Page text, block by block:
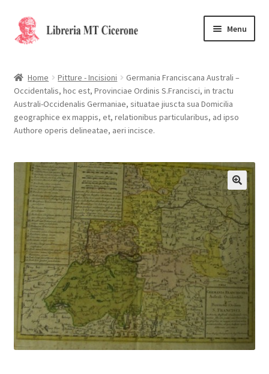
Vai
alla
Vai
al
Menu
Libri rari
La Storia
Cassa
Carrello
Privacy Policy
Home Pitture - Incisioni
Germania Franciscana Australi –
Occidentalis, hoc est, Provinciae Ordinis S.Francisci, in tractu
Australi-Occidenalis Germaniae, situatae jiuscta sua Domicilia
geographice ex mappis, et, relationibus particularibus, ad ipso
Authore operis delineatae, aeri incisce.